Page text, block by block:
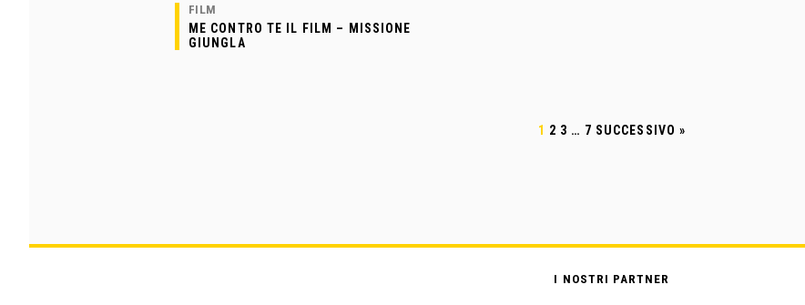
FILM
ME CONTRO TE IL FILM – MISSIONE
GIUNGLA
1 2 3 … 7 SUCCESSIVO »
I NOSTRI PARTNER